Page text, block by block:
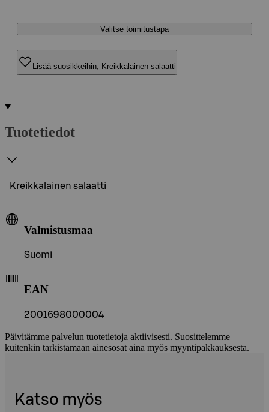
Valitse toimitustapa
Lisää suosikkeihin, Kreikkalainen salaatti
Tuotetiedot
Kreikkalainen salaatti
Valmistusmaa
Suomi
EAN
2001698000004
Päivitämme palvelun tuotetietoja aktiivisesti. Suosittelemme
kuitenkin tarkistamaan ainesosat aina myös myyntipakkauksesta.
Katso myös